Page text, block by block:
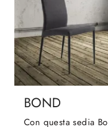
BOND
Con questa sedia